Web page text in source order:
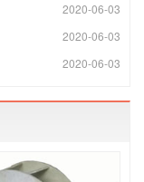
2020-06-03
2020-06-03
2020-06-03